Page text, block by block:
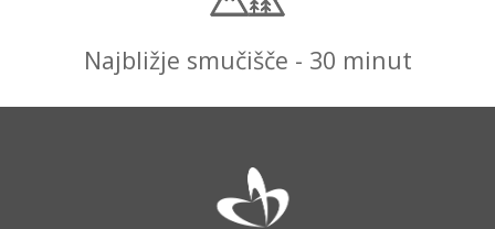
Najbližje smučišče - 30 minut